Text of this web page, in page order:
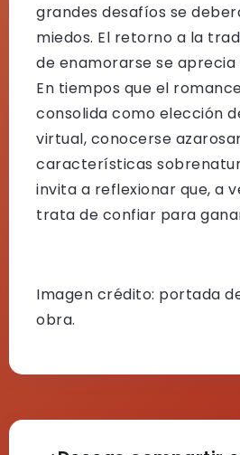
grandes desafíos se
miedos. El retorno a la
de enamorarse se
En tiempos que el
consolida como elección
virtual, conocerse
características
invita a reflexionar que, a
trata de confiar para
Imagen crédito: portada
obra.